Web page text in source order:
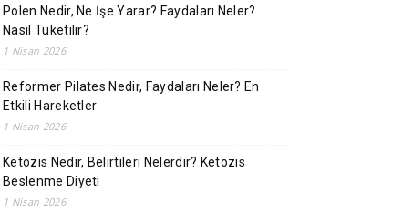
Polen Nedir, Ne İşe Yarar? Faydaları Neler?
Nasıl Tüketilir?
1 Nisan 2026
Reformer Pilates Nedir, Faydaları Neler? En
Etkili Hareketler
1 Nisan 2026
Ketozis Nedir, Belirtileri Nelerdir? Ketozis
Beslenme Diyeti
1 Nisan 2026